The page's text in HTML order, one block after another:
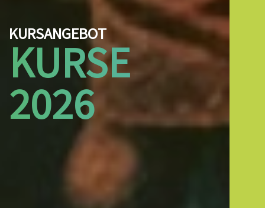
KURSANGEBOT
KURSE
2026